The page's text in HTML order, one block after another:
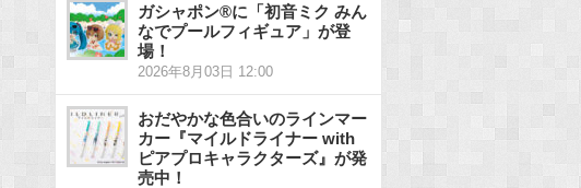
ガシャポン®に「初音ミク みん
なでプールフィギュア」が登
場！
2026年8月03日 12:00
おだやかな色合いのラインマー
カー『マイルドライナー with
ピアプロキャラクターズ』が発
売中！